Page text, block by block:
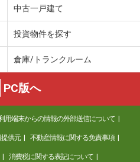
円
１丁目
円
名古屋市中川区南脇町１丁目
中古一戸建て
投資物件を探す
倉庫/トランクルーム
PC版へ
用端末からの情報の外部送信について
供元 不動産情報に関する免責事項
消費税に関する表記について